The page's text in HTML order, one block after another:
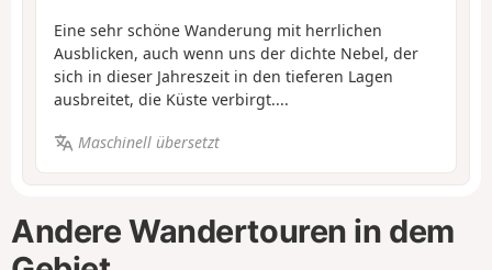
Eine sehr schöne Wanderung mit herrlichen
Ausblicken, auch wenn uns der dichte Nebel, der
sich in dieser Jahreszeit in den tieferen Lagen
ausbreitet, die Küste verbirgt....
Maschinell übersetzt
Andere Wandertouren in dem